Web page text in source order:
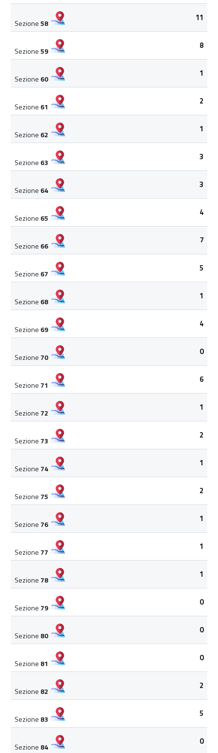
Sezione58
11
Sezione59
8
Sezione 60
1
Sezione 61
2
Sezione 62
1
Sezione 63
3
Sezione 64
3
Sezione 65
4
Sezione 66
7
Sezione 67
5
Sezione 68
1
Sezione 69
4
Sezione 70
0
Sezione 71
6
Sezione 72
1
Sezione 73
2
Sezione 74
1
Sezione 75
2
Sezione 76
1
Sezione 77
1
Sezione 78
1
Sezione 79
0
Sezione 80
0
Sezione 81
0
Sezione 82
2
Sezione 83
5
Sezione 84
0